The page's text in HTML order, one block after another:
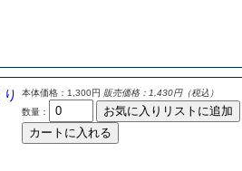
本体価格：1,300円 販売価格：1,430円（税込）
数量：
お気に入りリストに追加
カートに入れる